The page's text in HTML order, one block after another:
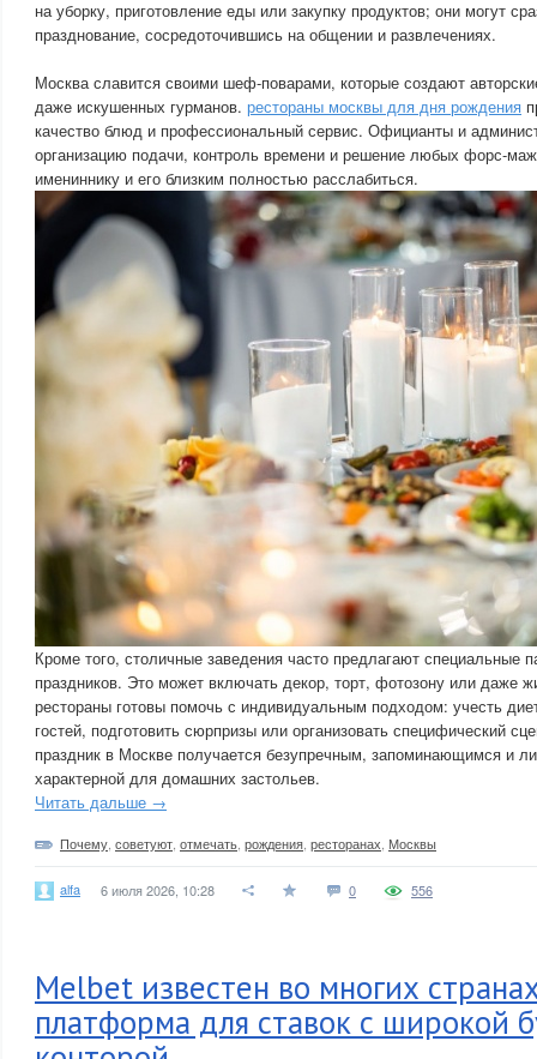
на уборку, приготовление еды или закупку продуктов; они могут
празднование, сосредоточившись на общении и развлечениях.
Москва славится своими шеф-поварами, которые создают
даже искушенных гурманов. рестораны москвы для дня рождения
качество блюд и профессиональный сервис. Официанты и
организацию подачи, контроль времени и решение любых форс-
имениннику и его близким полностью расслабиться.
Кроме того, столичные заведения часто предлагают специальные
праздников. Это может включать декор, торт, фотозону или даже
рестораны готовы помочь с индивидуальным подходом: учесть
гостей, подготовить сюрпризы или организовать специфический
праздник в Москве получается безупречным, запоминающимся и
характерной для домашних застольев.
Читать дальше →
Почему советуют отмечать рождения ресторанах Москвы
alfa 6 июля 2026, 10:28 0 556
Melbet известен во многих
платформа для ставок с широкой